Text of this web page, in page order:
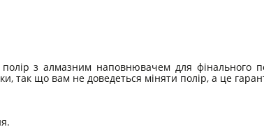
з алмазним наповнювачем для фінального
так що вам не доведеться міняти полір, а це